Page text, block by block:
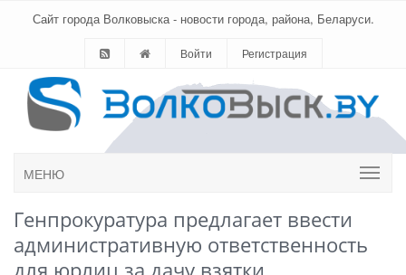
Сайт города Волковыска - новости города, района, Беларуси.
Войти Регистрация
МЕНЮ
Генпрокуратура предлагает ввести
административную ответственность
для юрлиц за дачу взятки